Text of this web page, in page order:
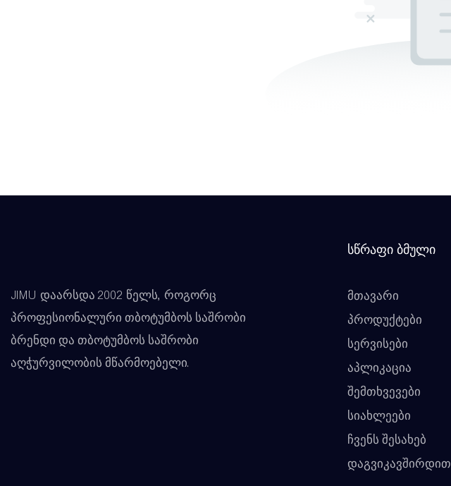
JIMU დაარსდა 2002 წელს, როგორც
პროფესიონალური თბოტუმბოს საშრობი
ბრენდი და თბოტუმბოს საშრობი
აღჭურვილობის მწარმოებელი.
Სწრაფი Ბმული
მთავარი
პროდუქტები
სერვისები
აპლიკაცია
შემთხვევები
სიახლეები
ჩვენს შესახებ
დაგვიკავშირდით